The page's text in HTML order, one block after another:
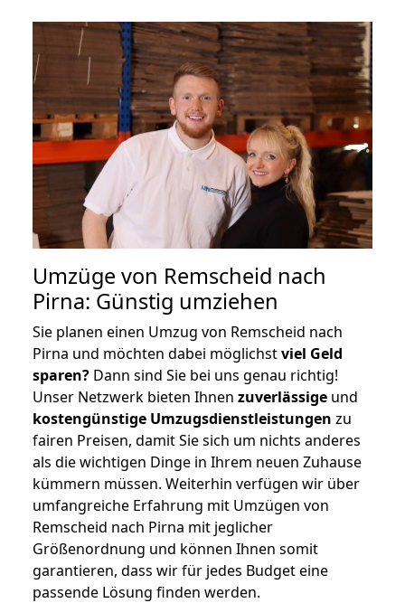
Umzüge von Remscheid nach
Pirna: Günstig umziehen
Sie planen einen Umzug von Remscheid nach
Pirna und möchten dabei möglichstviel Geld
sparen? Dann sind Sie bei uns genau richtig!
Unser Netzwerk bieten Ihnen zuverlässige und
kostengünstige Umzugsdienstleistungen zu
fairen Preisen, damit Sie sich um nichts anderes
als die wichtigen Dinge in Ihrem neuen Zuhause
kümmern müssen. Weiterhin verfügen wir über
umfangreiche Erfahrung mit Umzügen von
Remscheid nach Pirna mit jeglicher
Größenordnung und können Ihnen somit
garantieren, dass wir für jedes Budget eine
passende Lösung finden werden.